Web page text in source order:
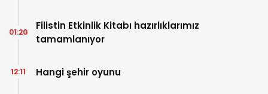
Filistin Etkinlik Kitabı hazırlıklarımız
tamamlanıyor
01:20
Hangi şehir oyunu
12:11